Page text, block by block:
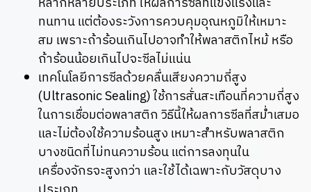
ทนทาน แต่ต้องระวังการควบคุมอุณหภูมิให้เหมาะ
สม เพราะถ้าร้อนเกินไปอาจทำให้พลาสติกไหม้ หรือ
ถ้าร้อนน้อยเกินไปจะซีลไม่แน่น
เทคโนโลยีการซีลด้วยคลื่นเสียงความถี่สูง
(Ultrasonic Sealing) ใช้การสั่นสะเทือนที่ความถี่สูง
ในการเชื่อมต่อพลาสติก วิธีนี้ให้ผลการซีลที่สม่ำเสมอ
และไม่ต้องใช้ความร้อนสูง เหมาะสำหรับพลาสติก
บางชนิดที่ไม่ทนความร้อน แต่การลงทุนใน
เครื่องจักรจะสูงกว่า และใช้ได้เฉพาะกับวัสดุบาง